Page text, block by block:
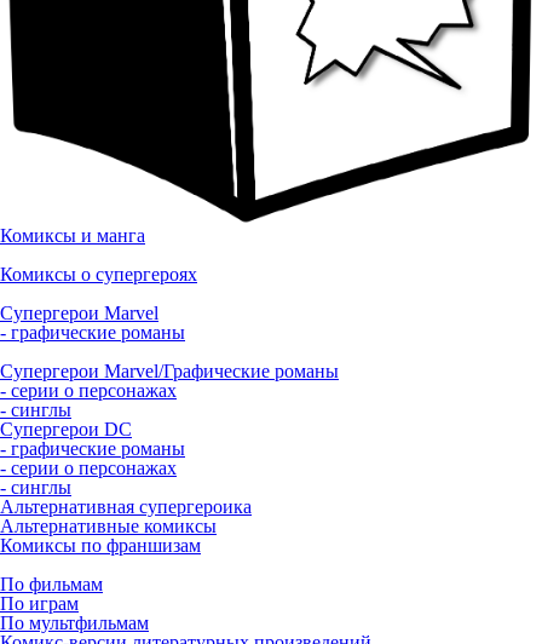
Комиксы и манга
Комиксы о супергероях
Супергерои Marvel
- графические романы
Супергерои Marvel/Графические романы
- серии о персонажах
- синглы
Супергерои DC
- графические романы
- серии о персонажах
- синглы
Альтернативная супергероика
Альтернативные комиксы
Комиксы по франшизам
По фильмам
По играм
По мультфильмам